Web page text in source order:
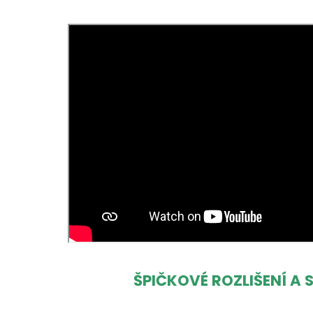
ŠPIČKOVÉ ROZLIŠENÍ A